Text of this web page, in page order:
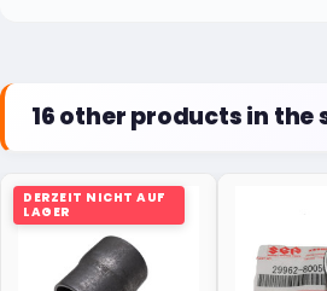
16 other products in
DERZEIT NICHT AUF
LAGER